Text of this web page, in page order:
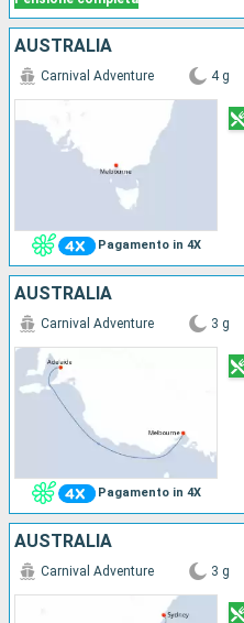
AUSTRALIA
Pagamento in 4X
Carnival Adventure 4 g
AUSTRALIA
Pagamento in 4X
Carnival Adventure 3 g
AUSTRALIA
Carnival Adventure 3 g